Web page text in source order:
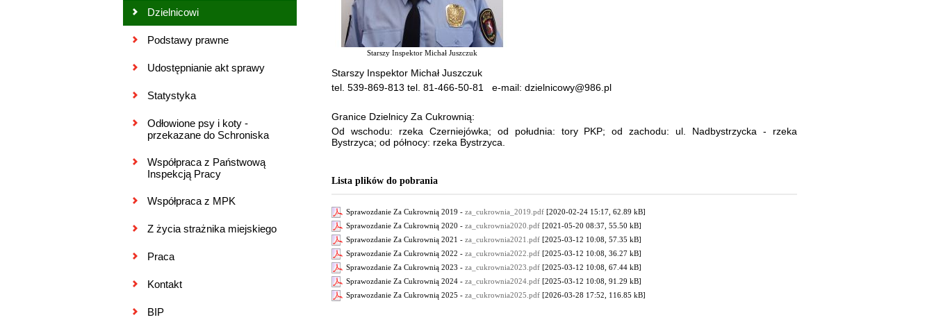
Dzielnicowi
Podstawy prawne
Udostępnianie akt sprawy
Statystyka
Odłowione psy i koty -
przekazane do Schroniska
Współpraca z Państwową
Inspekcją Pracy
Współpraca z MPK
Z życia strażnika miejskiego
Praca
Kontakt
BIP
Starszy Inspektor Michał Juszczuk
Starszy Inspektor Michał Juszczuk
tel. 539-869-813 tel. 81-466-50-81 e-mail: dzielnicowy@986.pl
Granice Dzielnicy Za Cukrownią:
Od wschodu: rzeka Czerniejówka; od południa: tory PKP; od zachodu: ul. Nadbystrzycka - rzeka
Bystrzyca; od północy: rzeka Bystrzyca.
Lista plików do pobrania
Sprawozdanie Za Cukrownią 2019 - za_cukrownia_2019.pdf [2020-02-24 15:17, 62.89 kB]
Sprawozdanie Za Cukrownią 2020 - za_cukrownia2020.pdf [2021-05-20 08:37, 55.50 kB]
Sprawozdanie Za Cukrownią 2021 - za_cukrownia2021.pdf [2025-03-12 10:08, 57.35 kB]
Sprawozdanie Za Cukrownią 2022 - za_cukrownia2022.pdf [2025-03-12 10:08, 36.27 kB]
Sprawozdanie Za Cukrownią 2023 - za_cukrownia2023.pdf [2025-03-12 10:08, 67.44 kB]
Sprawozdanie Za Cukrownią 2024 - za_cukrownia2024.pdf [2025-03-12 10:08, 91.29 kB]
Sprawozdanie Za Cukrownią 2025 - za_cukrownia2025.pdf [2026-03-28 17:52, 116.85 kB]